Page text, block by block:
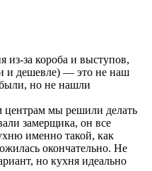
из-за короба и выступов,
и дешевле) — это не наш
но не нашли
центрам мы решили делать
замерщика, он все
именно такой, как
окончательно. Не
но кухня идеально